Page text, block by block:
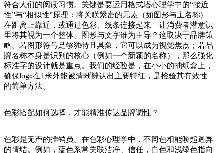
符合人们的阅读习惯。关键是要运用格式塔心理学中的“接近
性”与“相似性”原理：将关联紧密的元素（如图形与主名称）
在距离上靠近，或通过色彩、线条连接起来，让消费者潜意识
里将其视为一个整体。图形与文字谁为主导？这取决于品牌策
略。若图形符号足够独特且具象，它可以成为视觉焦点；若品
牌名称本身是识别的核心（例如一个新颖的名称），那么强化
标准字的设计就是重点。我们的经验是，在小小的抽纸盒上，
确保logo在1米外能被清晰辨认出主要特征，是检验其有效性
的简单方法。
色彩搭配如何选择，才能精准传达品牌调性？
色彩是无声的推销员。在色彩心理学中，不同色相能唤起迥异
的情结。例如，蓝色系常关联洁净、信任，白色和浅绿色指向